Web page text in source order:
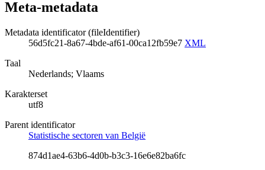
Meta-metadata
Metadata identificator (fileIdentifier)
56d5fc21-8a67-4bde-af61-00ca12fb59e7 XML
Taal
Nederlands; Vlaams
Karakterset
utf8
Parent identificator
Statistische sectoren van België
874d1ae4-63b6-4d0b-b3c3-16e6e82ba6fc